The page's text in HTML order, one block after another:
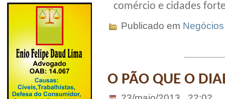
comércio e cidades
Publicado em Negócios
O PÃO QUE O